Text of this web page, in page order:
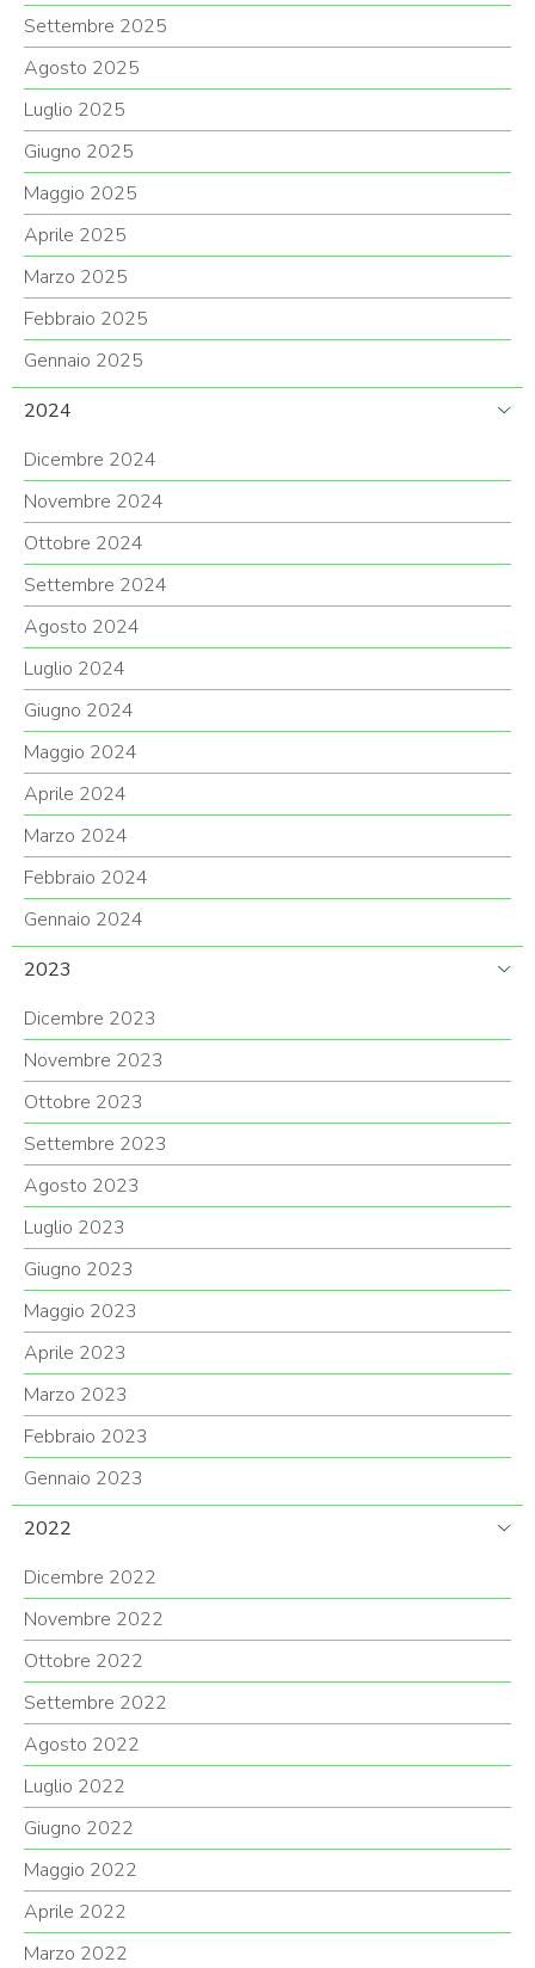
Settembre 2025
Agosto 2025
Luglio 2025
Giugno 2025
Maggio 2025
Aprile 2025
Marzo 2025
Febbraio 2025
Gennaio 2025
2024
Dicembre 2024
Novembre 2024
Ottobre 2024
Settembre 2024
Agosto 2024
Luglio 2024
Giugno 2024
Maggio 2024
Aprile 2024
Marzo 2024
Febbraio 2024
Gennaio 2024
2023
Dicembre 2023
Novembre 2023
Ottobre 2023
Settembre 2023
Agosto 2023
Luglio 2023
Giugno 2023
Maggio 2023
Aprile 2023
Marzo 2023
Febbraio 2023
Gennaio 2023
2022
Dicembre 2022
Novembre 2022
Ottobre 2022
Settembre 2022
Agosto 2022
Luglio 2022
Giugno 2022
Maggio 2022
Aprile 2022
Marzo 2022